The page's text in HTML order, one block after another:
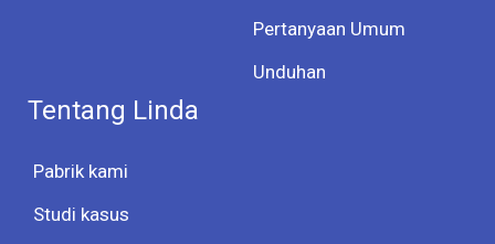
Pertanyaan Umum
Unduhan
Tentang Linda
Pabrik kami
Studi kasus